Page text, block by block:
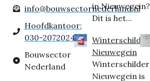
info@bouwsectornederland.nl
Hoofdkantoor:
030-2072024
Bouwsector
Nederland
in Nieuwegein?
Dit is het...
Winterschilder
Nieuwegein
Winterschilder
Nieuwegein is